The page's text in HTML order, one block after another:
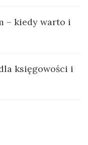
– kiedy warto i
księgowości i